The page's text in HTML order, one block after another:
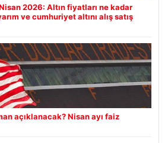
2026: Altın fiyatları ne kadar
ve cumhuriyet altını alış satış
açıklanacak? Nisan ayı faiz